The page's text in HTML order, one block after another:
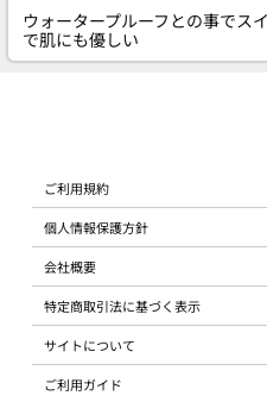
ウォータープルーフとの事でス
で肌にも優しい
ご利用規約
個人情報保護方針
会社概要
特定商取引法に基づく表示
サイトについて
ご利用ガイド